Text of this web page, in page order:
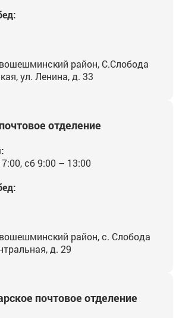
район, С.Слобода
ул. Ленина, д. 33
отделение
сб 9:00 – 13:00
район, с. Слобода
д. 29
почтовое отделение